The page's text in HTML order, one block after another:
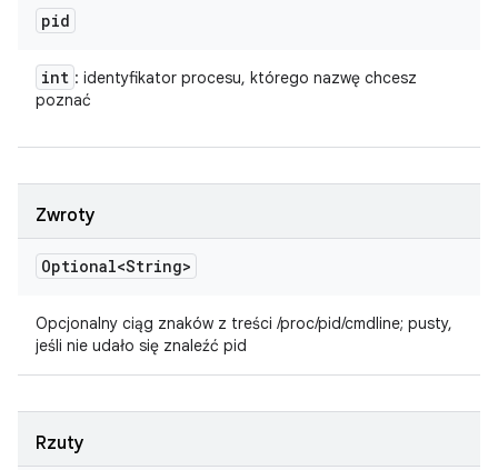
pid
int : identyfikator procesu, którego nazwę chcesz
poznać
Zwroty
Optional<String>
Opcjonalny ciąg znaków z treści /proc/pid/cmdline; pusty,
jeśli nie udało się znaleźć pid
Rzuty